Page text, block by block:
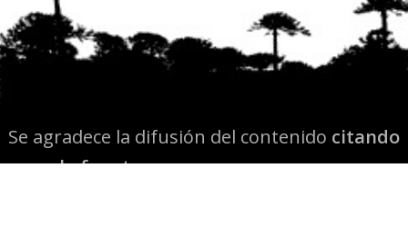
Se agradece la difusión del contenido citando
la fuente www.mapuexpress.org